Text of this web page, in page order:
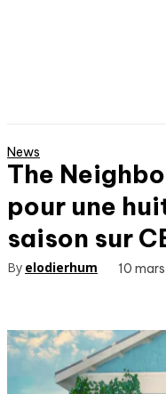
News
The
pour une
saison sur
By elodierhum 10